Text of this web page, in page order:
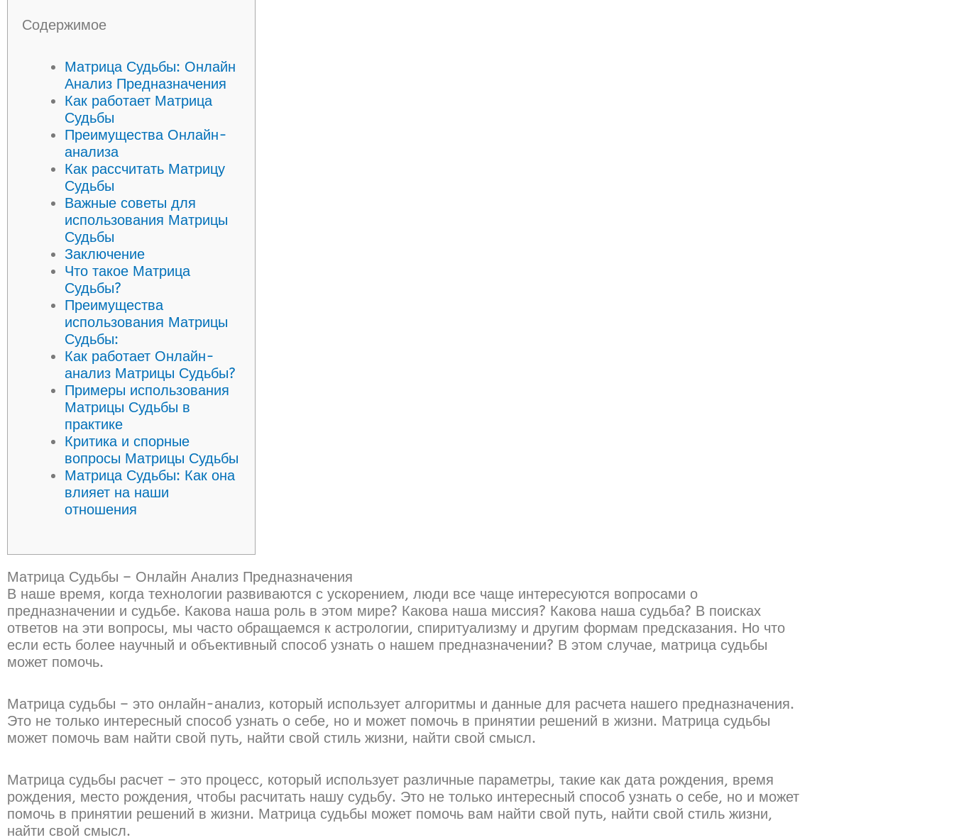
Содержимое
Матрица Судьбы: Онлайн
Анализ Предназначения
Как работает Матрица
Судьбы
Преимущества Онлайн-
анализа
Как рассчитать Матрицу
Судьбы
Важные советы для
использования Матрицы
Судьбы
Заключение
Что такое Матрица
Судьбы?
Преимущества
использования Матрицы
Судьбы:
Как работает Онлайн-
анализ Матрицы Судьбы?
Примеры использования
Матрицы Судьбы в
практике
Критика и спорные
вопросы Матрицы Судьбы
Матрица Судьбы: Как она
влияет на наши
отношения
Матрица Судьбы – Онлайн Анализ Предназначения
В наше время, когда технологии развиваются с ускорением, люди все чаще интересуются вопросами о
предназначении и судьбе. Какова наша роль в этом мире? Какова наша миссия? Какова наша судьба? В поисках
ответов на эти вопросы, мы часто обращаемся к астрологии, спиритуализму и другим формам предсказания. Но что
если есть более научный и объективный способ узнать о нашем предназначении? В этом случае, матрица судьбы
может помочь.
Матрица судьбы – это онлайн-анализ, который использует алгоритмы и данные для расчета нашего предназначения.
Это не только интересный способ узнать о себе, но и может помочь в принятии решений в жизни. Матрица судьбы
может помочь вам найти свой путь, найти свой стиль жизни, найти свой смысл.
Матрица судьбы расчет – это процесс, который использует различные параметры, такие как дата рождения, время
рождения, место рождения, чтобы расчитать нашу судьбу. Это не только интересный способ узнать о себе, но и может
помочь в принятии решений в жизни. Матрица судьбы может помочь вам найти свой путь, найти свой стиль жизни,
найти свой смысл.